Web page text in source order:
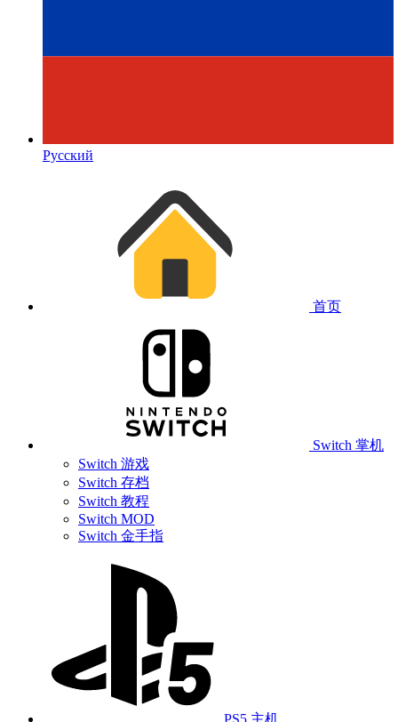
Русский
首页
Switch 掌机
Switch 游戏
Switch 存档
Switch 教程
Switch MOD
Switch 金手指